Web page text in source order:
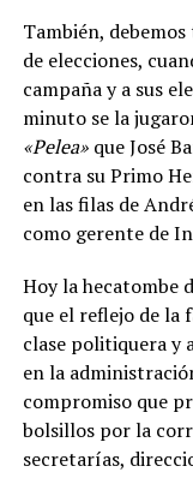
También,
de elecciones,
campaña y a sus
minuto se la
«Pelea»que José
contra su Primo
en las filas de
como gerente de
Hoy la hecatombe
que el reflejo de la
clase politiquera y
en la
compromiso que
bolsillos por la
secretarías,